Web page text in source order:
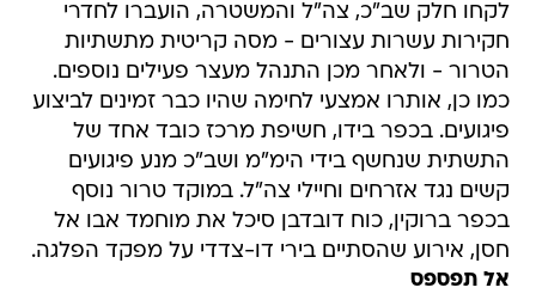
לקחו חלק שב"כ, צה"ל והמשטרה, הועברו לחדרי
חקירות עשרות עצורים - מסה קריטית מתשתיות
הטרור - ולאחר מכן התנהל מעצר פעילים נוספים.
כמו כן, אותרו אמצעי לחימה שהיו כבר זמינים לביצוע
פיגועים. בכפר בידו, חשיפת מרכז כובד אחד של
התשתית שנחשף בידי הימ"מ ושב"כ מנע פיגועים
קשים נגד אזרחים וחיילי צה"ל. במוקד טרור נוסף
בכפר ברוקין, כוח דובדבן סיכל את מוחמד אבו אל
חסן, אירוע שהסתיים בירי דו-צדדי על מפקד הפלגה.
אל תפספס